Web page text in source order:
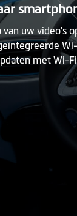
uw video's
met Wi-